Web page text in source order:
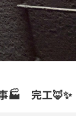
🏭 完工🦊✨